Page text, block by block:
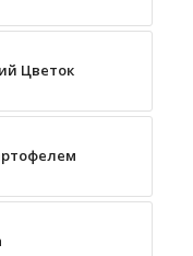
Цветок